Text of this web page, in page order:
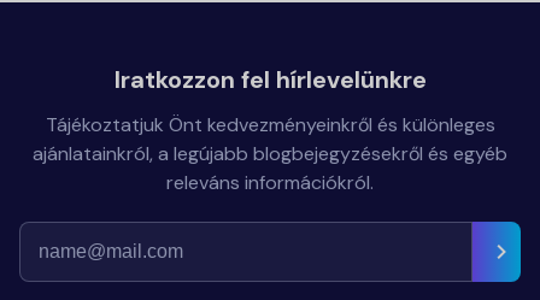
Iratkozzon fel hírlevelünkre
Tájékoztatjuk Önt kedvezményeinkről és különleges
ajánlatainkról, a legújabb blogbejegyzésekről és egyéb
releváns információkról.